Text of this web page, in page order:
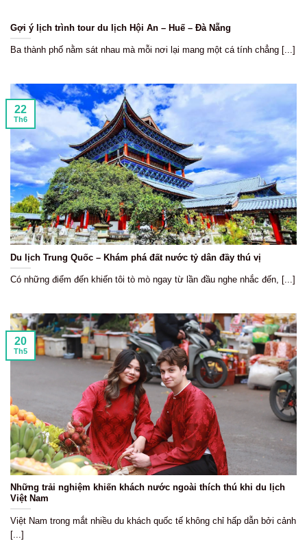
Gợi ý lịch trình tour du lịch Hội An – Huế – Đà Nẵng
Ba thành phố nằm sát nhau mà mỗi nơi lại mang một cá tính chẳng [...]
Du lịch Trung Quốc – Khám phá đất nước tỷ dân đầy thú vị
Có những điểm đến khiến tôi tò mò ngay từ lần đầu nghe nhắc đến, [...]
22
Th6
Những trải nghiệm khiến khách nước ngoài thích thú khi du lịch
Việt Nam
Việt Nam trong mắt nhiều du khách quốc tế không chỉ hấp dẫn bởi cảnh
[...]
20
Th5